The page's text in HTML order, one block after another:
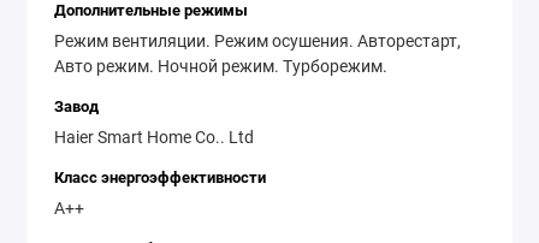
через голосовых помощников «Алиса» и
комфорт и удобство.
Функции
угольный фильтр и ультрафиолетовое
Дополнительные режимы
Режим вентиляции. Режим осушения. Авторестарт,
Авто режим. Ночной режим. Турборежим.
Завод
Haier Smart Home Co.. Ltd
Класс энергоэффективности
А++